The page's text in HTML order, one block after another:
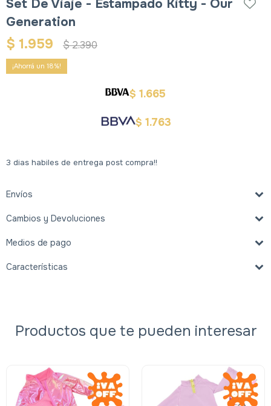
Set De Viaje - Estampado Kitty - Our
Generation
$ 1.959 $2.390
18
$ 1.665
$ 1.763
3 dias habiles de entrega post compra!!
Envíos
Cambios y Devoluciones
Medios de pago
Características
Productos que te pueden interesar